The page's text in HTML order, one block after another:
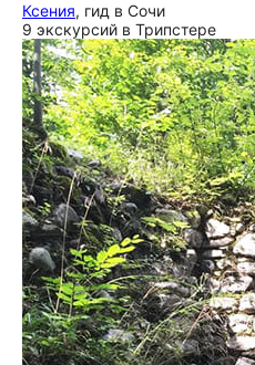
Ксения, гид в Сочи
9 экскурсий в Трипстере